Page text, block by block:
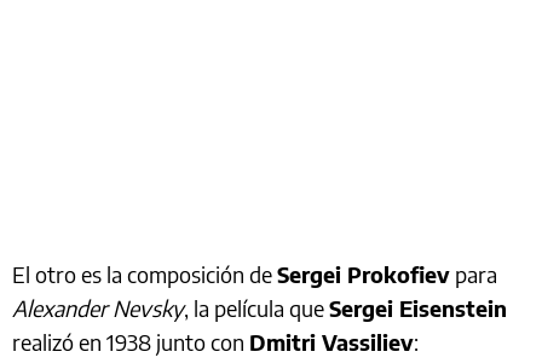
El otro es la composición deSergei Prokofiev para
Alexander Nevsky, la película queSergei Eisenstein
realizó en 1938 junto con Dmitri Vassiliev: